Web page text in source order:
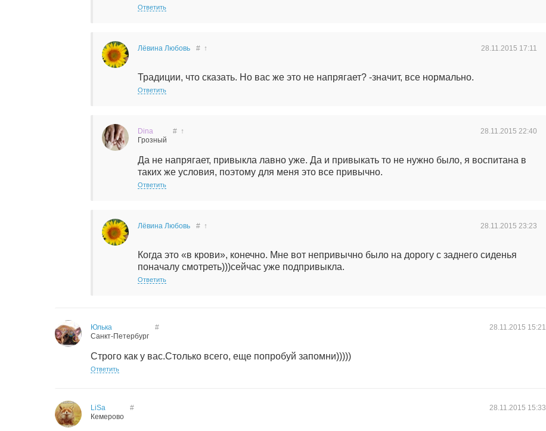
Ответить
Лёвина Любовь 28.11.2015 17:11
# ↑
Традиции, что сказать. Но вас же это не напрягает? -значит, все нормально.
Ответить
Dina
Грозный
28.11.2015 22:40
# ↑
Да не напрягает, привыкла лавно уже. Да и привыкать то не нужно было, я воспитана в
таких же условия, поэтому для меня это все привычно.
Ответить
Лёвина Любовь 28.11.2015 23:23
# ↑
Когда это «в крови», конечно. Мне вот непривычно было на дорогу с заднего сиденья
поначалу смотреть)))сейчас уже подпривыкла.
Ответить
Юлька
Санкт-Петербург
28.11.2015 15:21
#
Строго как у вас.Столько всего, еще попробуй запомни)))))
Ответить
LiSa
Кемерово
28.11.2015 15:33
#